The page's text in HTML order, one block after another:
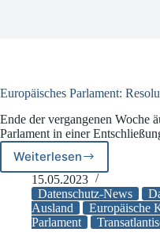
Europäisches Parlament:
Ende der vergangenen Woche
Parlament in einer
WeiterlesenEuropäisches
Parlament:
Resolution
zum
US-
15.05.2023
Datenschutz-News
Ausland
Europäische
Parlament